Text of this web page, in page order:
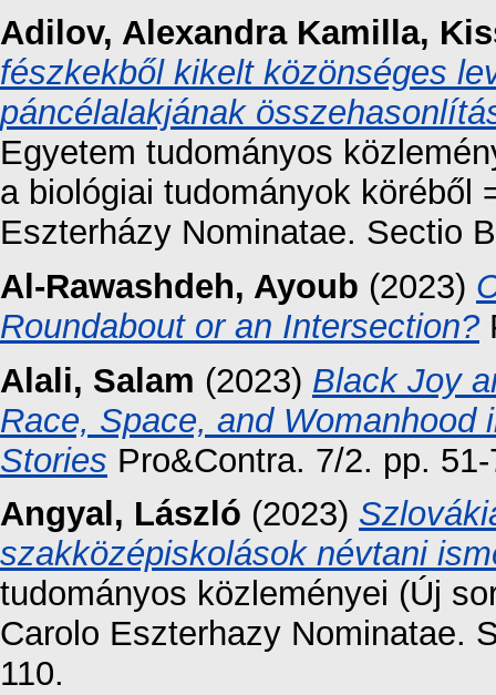
Adilov, Alexandra Kamilla,
fészkekből kikelt közönséges
páncélalakjának
Egyetem tudományos
a biológiai tudományok köréből
Eszterházy Nominatae. Sectio
Al-Rawashdeh, Ayoub (2023)
Roundabout or an Intersection?
Alali, Salam (2023) Black Joy
Race, Space, and Womanhood
Stories Pro&Contra. 7/2. pp.
Angyal, László (2023)
szakközépiskolások névtani
tudományos közleményei (Új
Carolo Eszterhazy Nominatae.
110.